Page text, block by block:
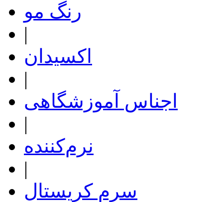
رنگ مو
|
اکسیدان
|
اجناس آموزشگاهی
|
نرم‌کننده
|
سرم کریستال